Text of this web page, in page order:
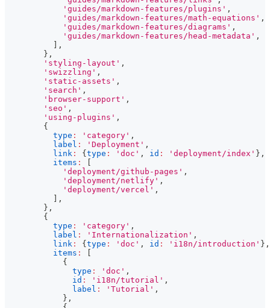
'guides/markdown-features/plugins' ,
'guides/markdown-features/math-equations' ,
'guides/markdown-features/diagrams' ,
'guides/markdown-features/head-metadata' ,
,
} ,
'styling-layout' ,
'swizzling' ,
'static-assets' ,
'search' ,
'browser-support' ,
'seo' ,
'using-plugins' ,
{
type : 'category' ,
label : 'Deployment' ,
link : { type : 'doc' , id : 'deployment/index' } ,
items :
'deployment/github-pages' ,
'deployment/netlify' ,
'deployment/vercel' ,
,
} ,
{
type : 'category' ,
label : 'Internationalization' ,
link : { type : 'doc' , id : 'i18n/introduction' } ,
items :
{
type : 'doc' ,
id : 'i18n/tutorial' ,
label : 'Tutorial' ,
} ,